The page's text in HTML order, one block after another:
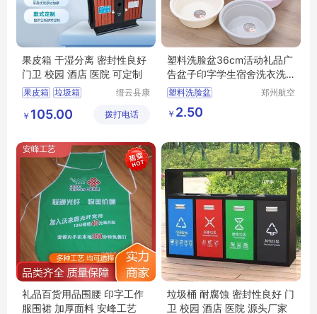
果皮箱 干湿分离 密封性良好
门卫 校园 酒店 医院 可定制
果皮箱 垃圾箱
分类垃圾桶
缙云县康
备有限公
￥ 105.00 拨打电话
塑料洗脸盆36cm活动礼品广
告盆子印字学生宿舍洗衣洗
脚塑料盆
塑料洗脸盆
郑州航空
￥ 2.50
礼品百货用品围腰 印字工作
服围裙 加厚面料 安峰工艺
垃圾桶 耐腐蚀 密封性良好 门
卫 校园 酒店 医院 源头厂家